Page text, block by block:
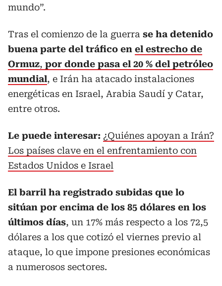
mundo”.
Tras el comienzo de la guerra se ha detenido
buena parte del tráfico en el estrecho de
Ormuz, por donde pasa el 20 % del petróleo
mundial, e Irán ha atacado instalaciones
energéticas en Israel, Arabia Saudí y Catar,
entre otros.
Le puede interesar: ¿Quiénes apoyan a Irán?
Los países clave en el enfrentamiento con
Estados Unidos e Israel
El barril ha registrado subidas que lo
sitúan por encima de los 85 dólares en los
últimos días, un 17% más respecto a los 72,5
dólares a los que cotizó el viernes previo al
ataque, lo que impone presiones económicas
a numerosos sectores.